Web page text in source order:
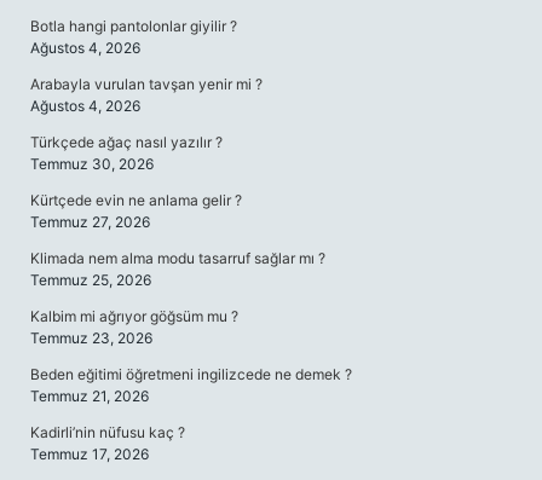
Botla hangi pantolonlar giyilir ?
Ağustos 4, 2026
Arabayla vurulan tavşan yenir mi ?
Ağustos 4, 2026
Türkçede ağaç nasıl yazılır ?
Temmuz 30, 2026
Kürtçede evin ne anlama gelir ?
Temmuz 27, 2026
Klimada nem alma modu tasarruf sağlar mı ?
Temmuz 25, 2026
Kalbim mi ağrıyor göğsüm mu ?
Temmuz 23, 2026
Beden eğitimi öğretmeni ingilizcede ne demek ?
Temmuz 21, 2026
Kadirli’nin nüfusu kaç ?
Temmuz 17, 2026